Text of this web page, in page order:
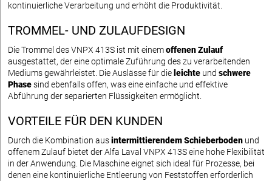
kontinuierliche Verarbeitung und erhöht die Produktivität.
TROMMEL- UND ZULAUFDESIGN
Die Trommel des VNPX 413S ist mit einemoffenen Zulauf
ausgestattet, der eine optimale Zuführung des zu verarbeitenden
Mediums gewährleistet. Die Auslässe für die leichte und schwere
Phasesind ebenfalls offen, was eine einfache und effektive
Abführung der separierten Flüssigkeiten ermöglicht.
VORTEILE FÜR DEN KUNDEN
Durch die Kombination ausintermittierendem Schieberboden und
offenem Zulauf bietet der Alfa Laval VNPX 413S eine hohe Flexibilität
in der Anwendung. Die Maschine eignet sich ideal für Prozesse, bei
denen eine kontinuierliche Entleerung von Feststoffen erforderlich